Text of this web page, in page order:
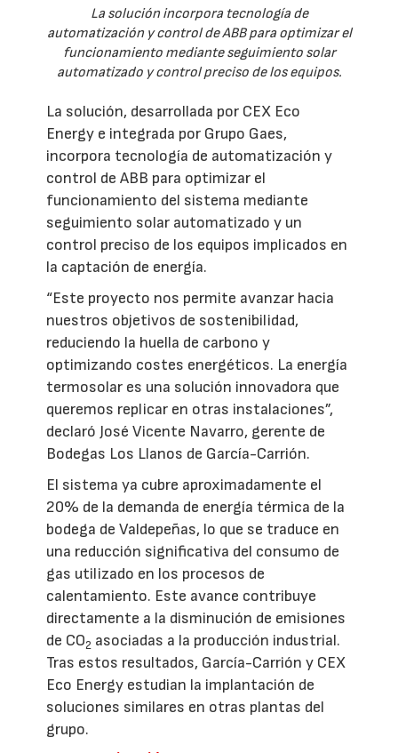
La solución incorpora tecnología de
automatización y control de ABB para optimizar el
funcionamiento mediante seguimiento solar
automatizado y control preciso de los equipos.
La solución, desarrollada por CEX Eco
Energy e integrada por Grupo Gaes,
incorpora tecnología de automatización y
control de ABB para optimizar el
funcionamiento del sistema mediante
seguimiento solar automatizado y un
control preciso de los equipos implicados en
la captación de energía.
“Este proyecto nos permite avanzar hacia
nuestros objetivos de sostenibilidad,
reduciendo la huella de carbono y
optimizando costes energéticos. La energía
termosolar es una solución innovadora que
queremos replicar en otras instalaciones”,
declaró José Vicente Navarro, gerente de
Bodegas Los Llanos de García-Carrión.
El sistema ya cubre aproximadamente el
20% de la demanda de energía térmica de la
bodega de Valdepeñas, lo que se traduce en
una reducción significativa del consumo de
gas utilizado en los procesos de
calentamiento. Este avance contribuye
directamente a la disminución de emisiones
de CO2 asociadas a la producción industrial.
Tras estos resultados, García-Carrión y CEX
Eco Energy estudian la implantación de
soluciones similares en otras plantas del
grupo.